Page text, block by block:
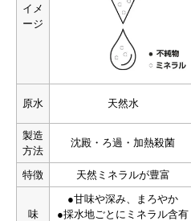
イメ
ージ
原水 天然水
製造
方法
沈殿・ろ過・加熱殺菌
特徴
天然ミネラルが豊富
味
●甘味や深み、まろやか
●採水地ごとにミネラル含有